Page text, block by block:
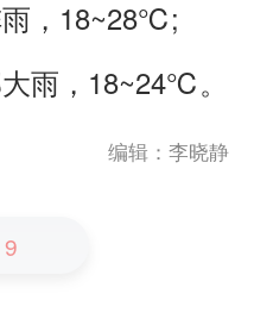
雨，18~28℃;
雨，18~24℃。
编辑：李晓静
9